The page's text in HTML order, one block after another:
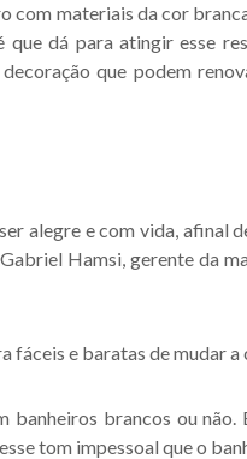
materiais da cor
dá para atingir esse
que podem
alegre e com vida, afinal
Hamsi, gerente da
fáceis e baratas de mudar
banheiros brancos ou
tom impessoal que o